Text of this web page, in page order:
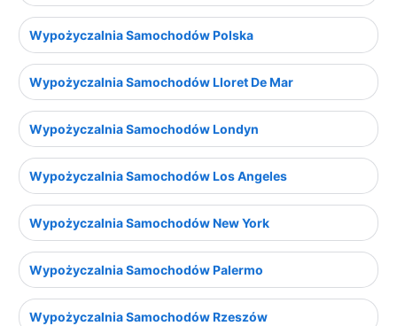
Wypożyczalnia Samochodów Polska
Wypożyczalnia Samochodów Lloret De Mar
Wypożyczalnia Samochodów Londyn
Wypożyczalnia Samochodów Los Angeles
Wypożyczalnia Samochodów New York
Wypożyczalnia Samochodów Palermo
Wypożyczalnia Samochodów Rzeszów